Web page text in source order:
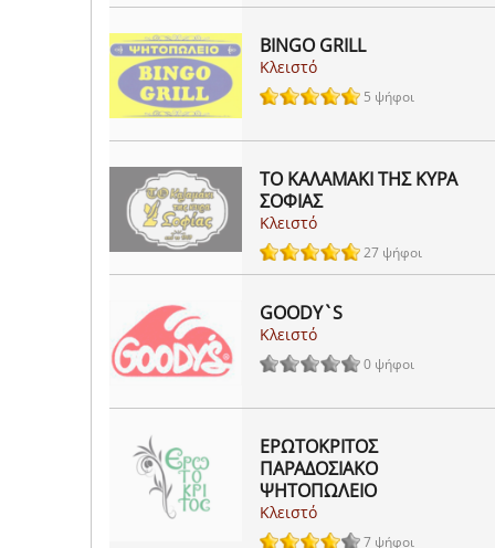
BINGO GRILL
Κλειστό
5 ψήφοι
ΤΟ ΚΑΛΑΜΑΚΙ ΤΗΣ ΚΥΡΑ
ΣΟΦΙΑΣ
Κλειστό
27 ψήφοι
GOODY`S
Κλειστό
0 ψήφοι
ΕΡΩΤΟΚΡΙΤΟΣ
ΠΑΡΑΔΟΣΙΑΚΟ
ΨΗΤΟΠΩΛΕΙΟ
Κλειστό
7 ψήφοι